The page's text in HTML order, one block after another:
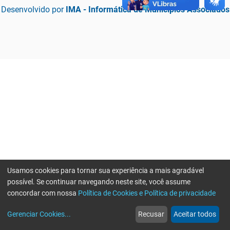
Desenvolvido por IMA - Informática de Municípios Associados
web
Notícias
more_horiz
Mais
Usamos cookies para tornar sua experiência a mais agradável
possível. Se continuar navegando neste site, você assume
concordar com nossa Política de Cookies e Política de privacidade
Gerenciar Cookies... Recusar Aceitar todos
Erro ao enviar informações, por favor tente novamente